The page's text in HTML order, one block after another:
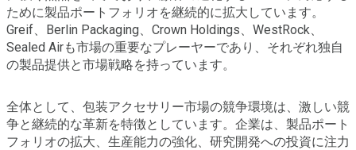
ために製品ポートフォリオを継続的に拡大しています。
Greif、Berlin Packaging、Crown Holdings、WestRock、
Sealed Airも市場の重要なプレーヤーであり、それぞれ独自
の製品提供と市場戦略を持っています。
全体として、包装アクセサリー市場の競争環境は、激しい競
争と継続的な革新を特徴としています。企業は、製品ポート
フォリオの拡大、生産能力の強化、研究開発への投資に注力